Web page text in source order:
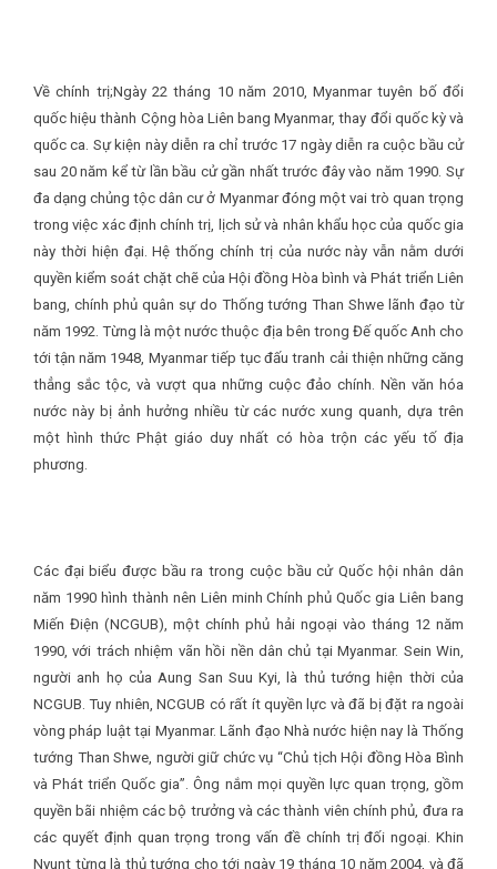
Về chính trị;Ngày 22 tháng 10 năm 2010, Myanmar tuyên bố đổi
quốc hiệu thành Cộng hòa Liên bang Myanmar, thay đổi quốc kỳ và
quốc ca. Sự kiện này diễn ra chỉ trước 17 ngày diễn ra cuộc bầu cử
sau 20 năm kể từ lần bầu cử gần nhất trước đây vào năm 1990. Sự
đa dạng chủng tộc dân cư ở Myanmar đóng một vai trò quan trọng
trong việc xác định chính trị, lịch sử và nhân khẩu học của quốc gia
này thời hiện đại. Hệ thống chính trị của nước này vẫn nằm dưới
quyền kiểm soát chặt chẽ của Hội đồng Hòa bình và Phát triển Liên
bang, chính phủ quân sự do Thống tướng Than Shwe lãnh đạo từ
năm 1992. Từng là một nước thuộc địa bên trong Đế quốc Anh cho
tới tận năm 1948, Myanmar tiếp tục đấu tranh cải thiện những căng
thẳng sắc tộc, và vượt qua những cuộc đảo chính. Nền văn hóa
nước này bị ảnh hưởng nhiều từ các nước xung quanh, dựa trên
một hình thức Phật giáo duy nhất có hòa trộn các yếu tố địa
phương.
Các đại biểu được bầu ra trong cuộc bầu cử Quốc hội nhân dân
năm 1990 hình thành nên Liên minh Chính phủ Quốc gia Liên bang
Miến Điện (NCGUB), một chính phủ hải ngoại vào tháng 12 năm
1990, với trách nhiệm vãn hồi nền dân chủ tại Myanmar. Sein Win,
người anh họ của Aung San Suu Kyi, là thủ tướng hiện thời của
NCGUB. Tuy nhiên, NCGUB có rất ít quyền lực và đã bị đặt ra ngoài
vòng pháp luật tại Myanmar. Lãnh đạo Nhà nước hiện nay là Thống
tướng Than Shwe, người giữ chức vụ “Chủ tịch Hội đồng Hòa Bình
và Phát triển Quốc gia”. Ông nắm mọi quyền lực quan trọng, gồm
quyền bãi nhiệm các bộ trưởng và các thành viên chính phủ, đưa ra
các quyết định quan trọng trong vấn đề chính trị đối ngoại. Khin
Nyunt từng là thủ tướng cho tới ngày 19 tháng 10 năm 2004, và đã